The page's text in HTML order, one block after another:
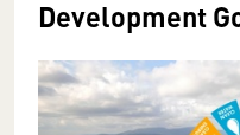
Development